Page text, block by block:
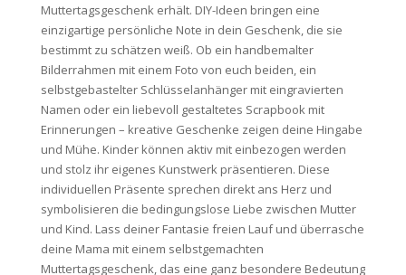
Muttertagsgeschenk erhält. DIY-Ideen bringen eine
einzigartige persönliche Note in dein Geschenk, die sie
bestimmt zu schätzen weiß. Ob ein handbemalter
Bilderrahmen mit einem Foto von euch beiden, ein
selbstgebastelter Schlüsselanhänger mit eingravierten
Namen oder ein liebevoll gestaltetes Scrapbook mit
Erinnerungen – kreative Geschenke zeigen deine Hingabe
und Mühe. Kinder können aktiv mit einbezogen werden
und stolz ihr eigenes Kunstwerk präsentieren. Diese
individuellen Präsente sprechen direkt ans Herz und
symbolisieren die bedingungslose Liebe zwischen Mutter
und Kind. Lass deiner Fantasie freien Lauf und überrasche
deine Mama mit einem selbstgemachten
Muttertagsgeschenk, das eine ganz besondere Bedeutung